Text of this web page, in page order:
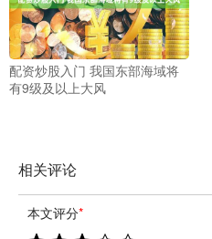
配资炒股入门 我国东部海域将
有9级及以上大风
相关评论
本文评分*